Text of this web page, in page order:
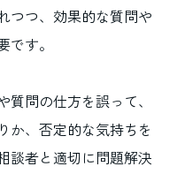
つつ、効果的な質問や
す。
問の仕方を誤って、
か、否定的な気持ちを
談者と適切に問題解決